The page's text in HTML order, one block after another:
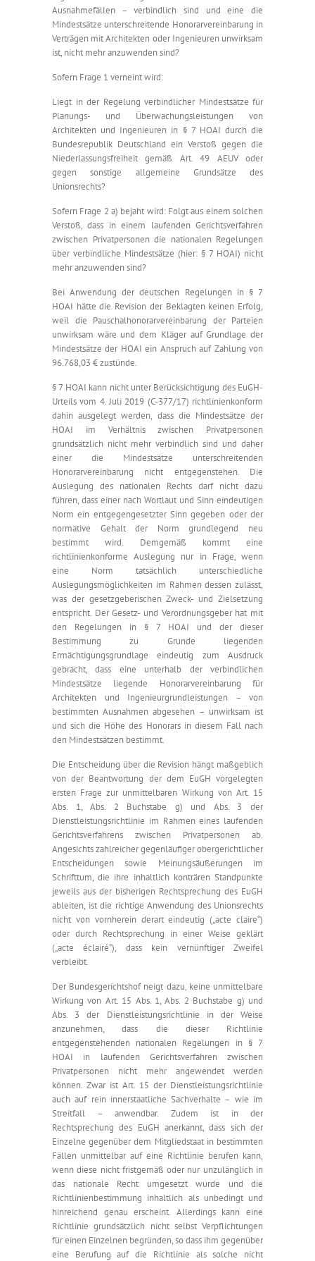
Ausnahmefällen – verbindlich sind und eine die
Mindestsätze unterschreitende Honorarvereinbarung in
Verträgen mit Architekten oder Ingenieuren unwirksam
ist, nicht mehr anzuwenden sind?
Sofern Frage 1 verneint wird:
Liegt in der Regelung verbindlicher Mindestsätze für
Planungs- und Überwachungsleistungen von
Architekten und Ingenieuren in § 7 HOAI durch die
Bundesrepublik Deutschland ein Verstoß gegen die
Niederlassungsfreiheit gemäß Art. 49 AEUV oder
gegen sonstige allgemeine Grundsätze des
Unionsrechts?
Sofern Frage 2 a) bejaht wird: Folgt aus einem solchen
Verstoß, dass in einem laufenden Gerichtsverfahren
zwischen Privatpersonen die nationalen Regelungen
über verbindliche Mindestsätze (hier: § 7 HOAI) nicht
mehr anzuwenden sind?
Bei Anwendung der deutschen Regelungen in § 7
HOAI hätte die Revision der Beklagten keinen Erfolg,
weil die Pauschalhonorarvereinbarung der Parteien
unwirksam wäre und dem Kläger auf Grundlage der
Mindestsätze der HOAI ein Anspruch auf Zahlung von
96.768,03 € zustünde.
§ 7 HOAI kann nicht unter Berücksichtigung des EuGH-
Urteils vom 4. Juli 2019 (C-377/17) richtlinienkonform
dahin ausgelegt werden, dass die Mindestsätze der
HOAI im Verhältnis zwischen Privatpersonen
grundsätzlich nicht mehr verbindlich sind und daher
einer die Mindestsätze unterschreitenden
Honorarvereinbarung nicht entgegenstehen. Die
Auslegung des nationalen Rechts darf nicht dazu
führen, dass einer nach Wortlaut und Sinn eindeutigen
Norm ein entgegengesetzter Sinn gegeben oder der
normative Gehalt der Norm grundlegend neu
bestimmt wird. Demgemäß kommt eine
richtlinienkonforme Auslegung nur in Frage, wenn
eine Norm tatsächlich unterschiedliche
Auslegungsmöglichkeiten im Rahmen dessen zulässt,
was der gesetzgeberischen Zweck- und Zielsetzung
entspricht. Der Gesetz- und Verordnungsgeber hat mit
den Regelungen in § 7 HOAI und der dieser
Bestimmung zu Grunde liegenden
Ermächtigungsgrundlage eindeutig zum Ausdruck
gebracht, dass eine unterhalb der verbindlichen
Mindestsätze liegende Honorarvereinbarung für
Architekten und Ingenieurgrundleistungen – von
bestimmten Ausnahmen abgesehen – unwirksam ist
und sich die Höhe des Honorars in diesem Fall nach
den Mindestsätzen bestimmt.
Die Entscheidung über die Revision hängt maßgeblich
von der Beantwortung der dem EuGH vorgelegten
ersten Frage zur unmittelbaren Wirkung von Art. 15
Abs. 1, Abs. 2 Buchstabe g) und Abs. 3 der
Dienstleistungsrichtlinie im Rahmen eines laufenden
Gerichtsverfahrens zwischen Privatpersonen ab.
Angesichts zahlreicher gegenläufiger obergerichtlicher
Entscheidungen sowie Meinungsäußerungen im
Schrifttum, die ihre inhaltlich konträren Standpunkte
jeweils aus der bisherigen Rechtsprechung des EuGH
ableiten, ist die richtige Anwendung des Unionsrechts
nicht von vornherein derart eindeutig („acte claire“)
oder durch Rechtsprechung in einer Weise geklärt
(„acte éclairé“), dass kein vernünftiger Zweifel
verbleibt.
Der Bundesgerichtshof neigt dazu, keine unmittelbare
Wirkung von Art. 15 Abs. 1, Abs. 2 Buchstabe g) und
Abs. 3 der Dienstleistungsrichtlinie in der Weise
anzunehmen, dass die dieser Richtlinie
entgegenstehenden nationalen Regelungen in § 7
HOAI in laufenden Gerichtsverfahren zwischen
Privatpersonen nicht mehr angewendet werden
können. Zwar ist Art. 15 der Dienstleistungsrichtlinie
auch auf rein innerstaatliche Sachverhalte – wie im
Streitfall – anwendbar. Zudem ist in der
Rechtsprechung des EuGH anerkannt, dass sich der
Einzelne gegenüber dem Mitgliedstaat in bestimmten
Fällen unmittelbar auf eine Richtlinie berufen kann,
wenn diese nicht fristgemäß oder nur unzulänglich in
das nationale Recht umgesetzt wurde und die
Richtlinienbestimmung inhaltlich als unbedingt und
hinreichend genau erscheint. Allerdings kann eine
Richtlinie grundsätzlich nicht selbst Verpflichtungen
für einen Einzelnen begründen, so dass ihm gegenüber
eine Berufung auf die Richtlinie als solche nicht